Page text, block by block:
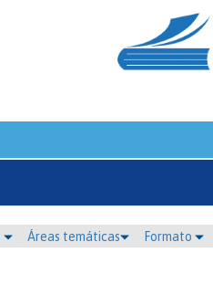
Áreas temáticas Formato